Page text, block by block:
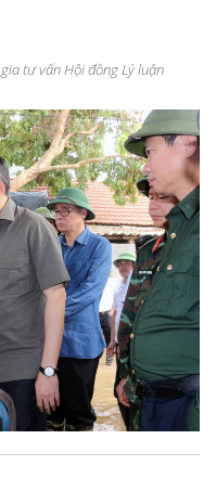
tư vấn Hội đồng Lý luận